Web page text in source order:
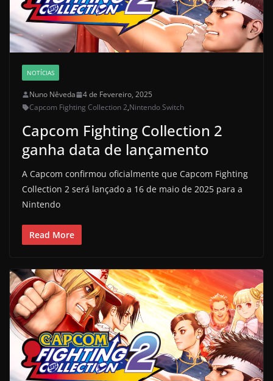
NOTÍCIAS
Nuno Nêveda
4 de Fevereiro, 2025
Capcom Fighting Collection 2,Nintendo Switch
Capcom Fighting Collection 2
ganha data de lançamento
A Capcom confirmou oficialmente que Capcom Fighting
Collection 2 será lançado a 16 de maio de 2025 para a
Nintendo
Read More